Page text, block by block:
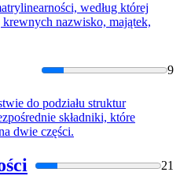
według której
nazwisko, majątek,
9
do podziału struktur
składniki, które
dwie części.
21